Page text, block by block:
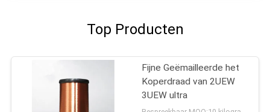
Top Producten
Fijne Geëmailleerde het
Koperdraad van 2UEW
3UEW ultra